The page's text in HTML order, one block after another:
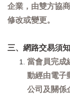
企業，由雙方協
修改或變更。
三、網路交易須知
當會員完成
動經由電子
公司及關係